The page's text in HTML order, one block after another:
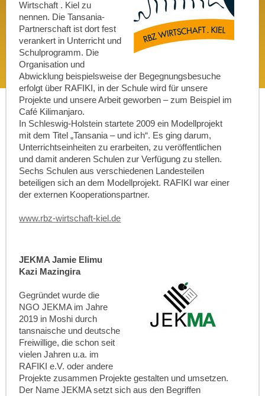
Wirtschaft . Kiel zu
nennen. Die Tansania-
Partnerschaft ist dort fest
verankert in Unterricht und
Schulprogramm. Die
Organisation und
Abwicklung beispielsweise der Begegnungsbesuche
erfolgt über RAFIKI, in der Schule wird für unsere
Projekte und unsere Arbeit geworben – zum Beispiel im
Café Kilimanjaro.
In Schleswig-Holstein startete 2009 ein Modellprojekt
mit dem Titel „Tansania – und ich“. Es ging darum,
Unterrichtseinheiten zu erarbeiten, zu veröffentlichen
und damit anderen Schulen zur Verfügung zu stellen.
Sechs Schulen aus verschiedenen Landesteilen
beteiligen sich an dem Modellprojekt. RAFIKI war einer
der externen Kooperationspartner.
www.rbz-wirtschaft-kiel.de
JEKMA Jamie Elimu
Kazi Mazingira
Gegründet wurde die
NGO JEKMA im Jahre
2019 in Moshi durch
tansnaische und deutsche
Freiwillige, die schon seit
vielen Jahren u.a. im
RAFIKI e.V. oder andere
Projekte zusammen Projekte gestalten und umsetzen.
Der Name JEKMA setzt sich aus den Begriffen